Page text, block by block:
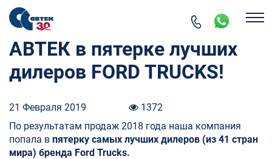
АВТЕК в пятерке лучших
дилеров FORD TRUCKS!
21 Февраля 2019
1372
По результатам продаж 2018 года наша компания
попала в пятерку самых лучших дилеров (из 41 стран
мира) бренда Ford Trucks.